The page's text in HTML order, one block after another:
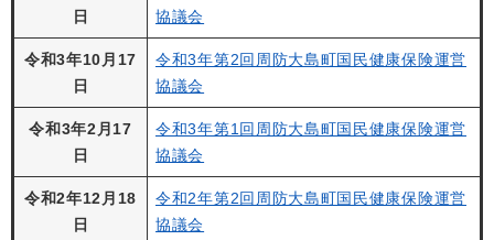
日
協議会
令和3年10月17
日
令和3年第2回周防大島町国民健康保険運営
協議会
令和3年2月17
日
令和3年第1回周防大島町国民健康保険運営
協議会
令和2年12月18
日
令和2年第2回周防大島町国民健康保険運営
協議会